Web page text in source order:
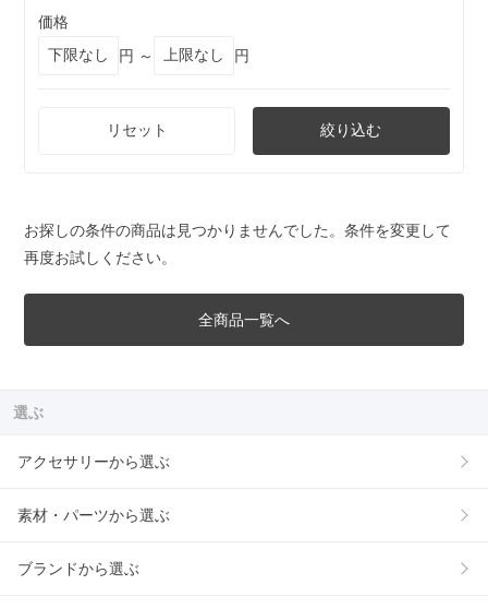
価格
円 ～
円
リセット 絞り込む
お探しの条件の商品は見つかりませんでした。条件を変更して
再度お試しください。
全商品一覧へ
選ぶ
アクセサリーから選ぶ
素材・パーツから選ぶ
ブランドから選ぶ